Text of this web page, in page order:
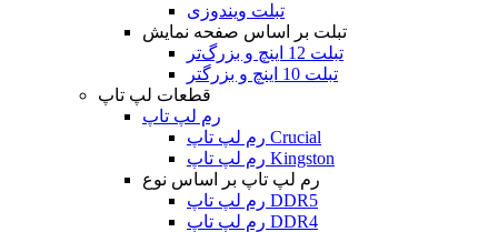
تبلت ویندوزی
تبلت بر اساس صفحه نمایش
تبلت 12 اینچ و بزرگ‌تر
تبلت 10 اینچ و بزرگتر
قطعات لپ تاپ
رم لپ تاپ
رم لپ تاپ Crucial
رم لپ تاپ Kingston
رم لپ تاپ بر اساس نوع
رم لپ تاپ DDR5
رم لپ تاپ DDR4